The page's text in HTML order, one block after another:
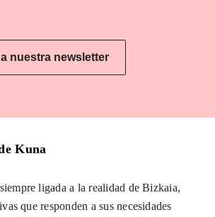
nuestra newsletter
Kuna
ligada a la realidad de Bizkaia,
que responden a sus necesidades